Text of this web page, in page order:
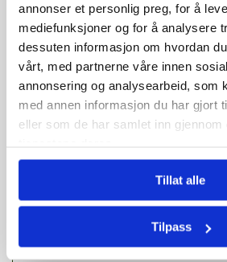
annonser et personlig preg, for å
mediefunksjoner og for å analysere
dessuten informasjon om hvordan
vårt, med partnerne våre innen
annonsering og analysearbeid, som
med annen informasjon du har gjort
eller som de har samlet inn gjennom
Tillat alle
Tilpass
Naturlig og langvarig makeup
smeltar inn i huda og fikserar
Fuktgjevande og pleiande–
nøye utvalde ingrediensar som
huda, og gir ein sunn glød.
UV-beskyttelse– spesielt
granatepleekstrakt som styrkar
Slik brukar du
settingsprayen: